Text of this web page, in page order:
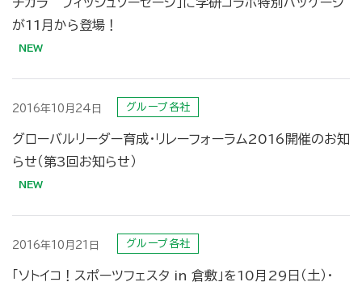
が11月から登場！
2016年10月24日 グループ各社
グローバルリーダー育成・リレーフォーラム2016開催のお知
らせ（第3回お知らせ）
2016年10月21日 グループ各社
「ソトイコ！スポーツフェスタ in 倉敷」を10月29日（土）・